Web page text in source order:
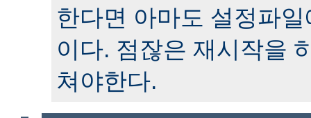
한다면 아마도 설정파
이다. 점잖은 재시작을
쳐야한다.